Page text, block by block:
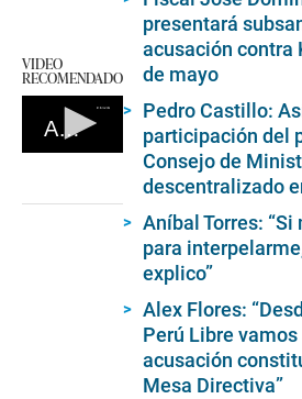
VIDEO
RECOMENDADO
Atacan sede del JNE
presentará
acusación contra
de mayo
Pedro Castillo:
participación del
Consejo de
descentralizado
Aníbal Torres:
para
explico”
Alex Flores:
Perú Libre
acusación
Mesa Directiva”